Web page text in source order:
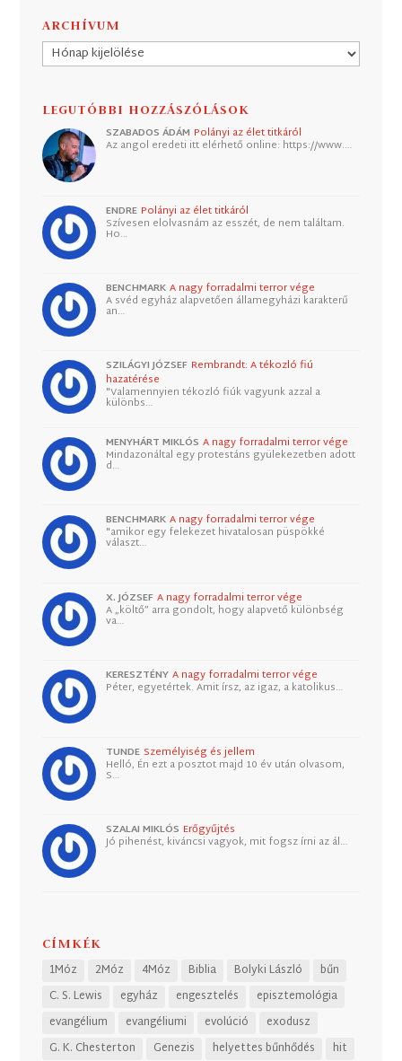
ARCHÍVUM
Archívum
LEGUTÓBBI HOZZÁSZÓLÁSOK
SZABADOS ÁDÁM Polányi az élet titkáról
Az angol eredeti itt elérhető online: https://www.…
ENDRE Polányi az élet titkáról
Szívesen elolvasnám az esszét, de nem találtam.
Ho…
BENCHMARK A nagy forradalmi terror vége
A svéd egyház alapvetően államegyházi karakterű
an…
SZILÁGYI JÓZSEF Rembrandt: A tékozló fiú
hazatérése
"Valamennyien tékozló fiúk vagyunk azzal a
különbs…
MENYHÁRT MIKLÓS A nagy forradalmi terror vége
Mindazonáltal egy protestáns gyülekezetben adott
d…
BENCHMARK A nagy forradalmi terror vége
"amikor egy felekezet hivatalosan püspökké
választ…
X. JÓZSEF A nagy forradalmi terror vége
A „költő” arra gondolt, hogy alapvető különbség
va…
KERESZTÉNY A nagy forradalmi terror vége
Péter, egyetértek. Amit írsz, az igaz, a katolikus…
TUNDE Személyiség és jellem
Helló, Én ezt a posztot majd 10 év után olvasom,
S…
SZALAI MIKLÓS Erőgyűjtés
Jó pihenést, kiváncsi vagyok, mit fogsz írni az ál…
CÍMKÉK
1Móz 2Móz 4Móz Biblia Bolyki László
bűn
C. S. Lewis
egyház engesztelés
episztemológia
evangélium
evangéliumi evolúció
exodusz
G. K. Chesterton
Genezis helyettes bűnhődés hit